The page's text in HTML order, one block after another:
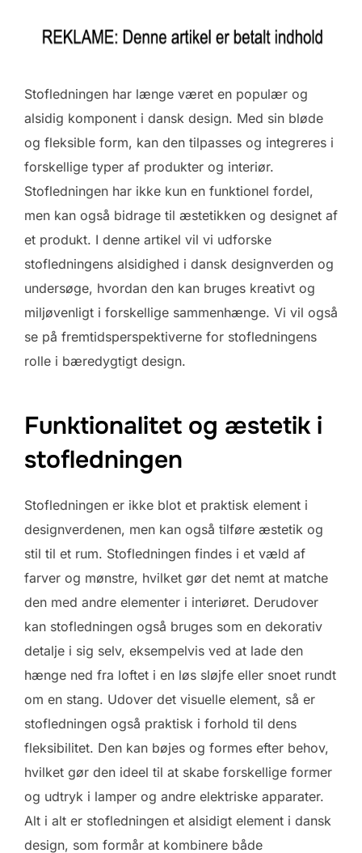
Stofledningen har længe været en populær og
alsidig komponent i dansk design. Med sin bløde
og fleksible form, kan den tilpasses og integreres i
forskellige typer af produkter og interiør.
Stofledningen har ikke kun en funktionel fordel,
men kan også bidrage til æstetikken og designet af
et produkt. I denne artikel vil vi udforske
stofledningens alsidighed i dansk designverden og
undersøge, hvordan den kan bruges kreativt og
miljøvenligt i forskellige sammenhænge. Vi vil også
se på fremtidsperspektiverne for stofledningens
rolle i bæredygtigt design.
Funktionalitet og æstetik i
stofledningen
Stofledningen er ikke blot et praktisk element i
designverdenen, men kan også tilføre æstetik og
stil til et rum. Stofledningen findes i et væld af
farver og mønstre, hvilket gør det nemt at matche
den med andre elementer i interiøret. Derudover
kan stofledningen også bruges som en dekorativ
detalje i sig selv, eksempelvis ved at lade den
hænge ned fra loftet i en løs sløjfe eller snoet rundt
om en stang. Udover det visuelle element, så er
stofledningen også praktisk i forhold til dens
fleksibilitet. Den kan bøjes og formes efter behov,
hvilket gør den ideel til at skabe forskellige former
og udtryk i lamper og andre elektriske apparater.
Alt i alt er stofledningen et alsidigt element i dansk
design, som formår at kombinere både